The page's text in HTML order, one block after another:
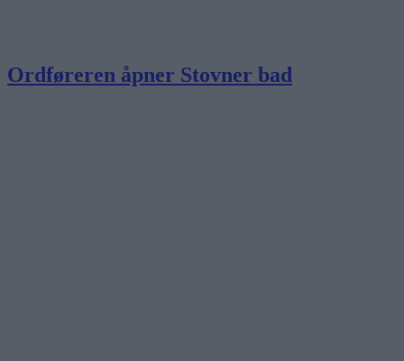
Ordføreren åpner Stovner bad